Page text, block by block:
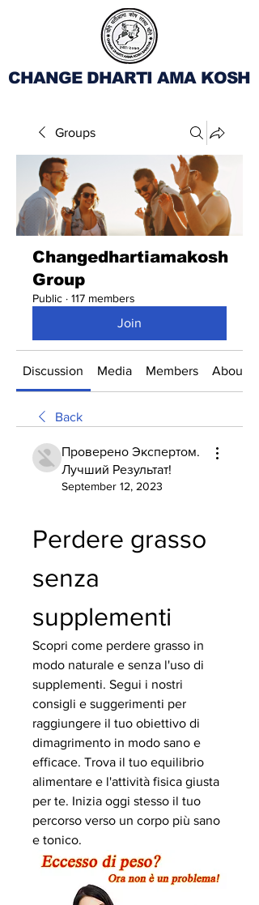
CHANGE DHARTI AMA KOSH
Groups
Changedhartiamakosh
Group
Public · 117 members
Join
Discussion Media Members About
Back
Проверено Экспертом.
Лучший Результат!
September 12, 2023
Perdere grasso
senza
supplementi
Scopri come perdere grasso in
modo naturale e senza l'uso di
supplementi. Segui i nostri
consigli e suggerimenti per
raggiungere il tuo obiettivo di
dimagrimento in modo sano e
efficace. Trova il tuo equilibrio
alimentare e l'attività fisica giusta
per te. Inizia oggi stesso il tuo
percorso verso un corpo più sano
e tonico.